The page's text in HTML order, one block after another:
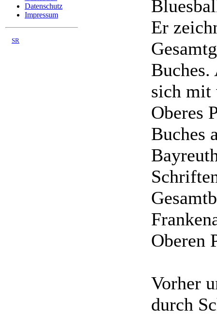
Datenschutz
Impressum
SR
Er
sich mit
Oberes
Buches
Oberen
Vorher
durch